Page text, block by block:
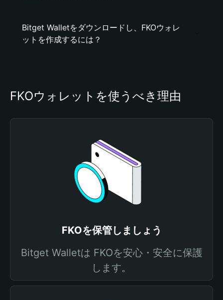
Bitget Walletをダウンロードし、FKOウォレ
ットを作成するには？
FKOウォレットを使うべき理由
FKOを保管しましょう
Bitget Walletは FKOを安心・安全に保護
します。